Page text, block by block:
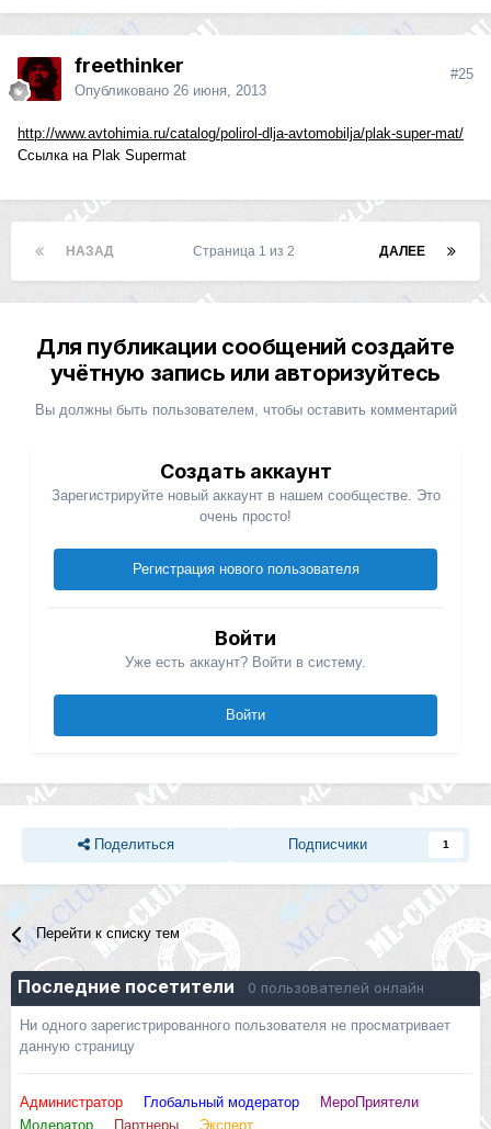
freethinker
Опубликовано 26 июня, 2013
#25
http://www.avtohimia.ru/catalog/polirol-dlja-avtomobilja/plak-super-mat/
Ссылка на Plak Supermat
НАЗАД ДАЛЕЕ
Страница 1 из 2
Для публикации сообщений создайте
учётную запись или авторизуйтесь
Вы должны быть пользователем, чтобы оставить комментарий
Создать аккаунт
Зарегистрируйте новый аккаунт в нашем сообществе. Это
очень просто!
Регистрация нового пользователя
Войти
Уже есть аккаунт? Войти в систему.
Войти
Поделиться Подписчики 1
Перейти к списку тем
Последние посетители 0 пользователей онлайн
Ни одного зарегистрированного пользователя не просматривает
данную страницу
Администратор Глобальный модератор
МероПриятели
Модератор
Партнеры Эксперт